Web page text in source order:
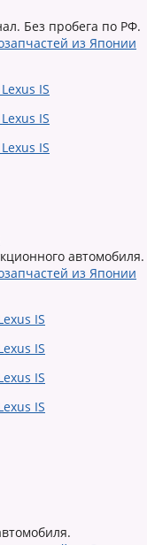
Без пробега по РФ.
из Японии
автомобиля.
из Японии